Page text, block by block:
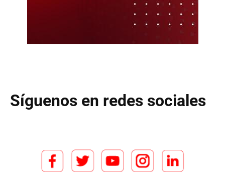
Síguenos en redes sociales